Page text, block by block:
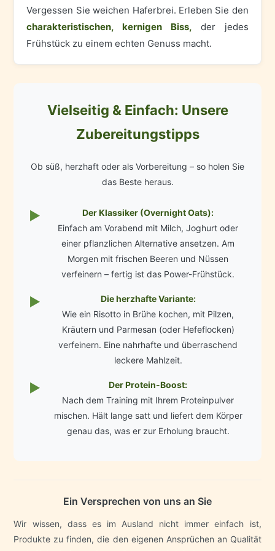
Vergessen Sie weichen Haferbrei. Erleben Sie den
charakteristischen, kernigen Biss, der jedes
Frühstück zu einem echten Genuss macht.
Vielseitig & Einfach: Unsere
Zubereitungstipps
Ob süß, herzhaft oder als Vorbereitung – so holen Sie
das Beste heraus.
▶
Der Klassiker (Overnight Oats):
Einfach am Vorabend mit Milch, Joghurt oder
einer pflanzlichen Alternative ansetzen. Am
Morgen mit frischen Beeren und Nüssen
verfeinern – fertig ist das Power-Frühstück.
▶
Die herzhafte Variante:
Wie ein Risotto in Brühe kochen, mit Pilzen,
Kräutern und Parmesan (oder Hefeflocken)
verfeinern. Eine nahrhafte und überraschend
leckere Mahlzeit.
▶
Der Protein-Boost:
Nach dem Training mit Ihrem Proteinpulver
mischen. Hält lange satt und liefert dem Körper
genau das, was er zur Erholung braucht.
Ein Versprechen von uns an Sie
Wir wissen, dass es im Ausland nicht immer einfach ist,
Produkte zu finden, die den eigenen Ansprüchen an Qualität